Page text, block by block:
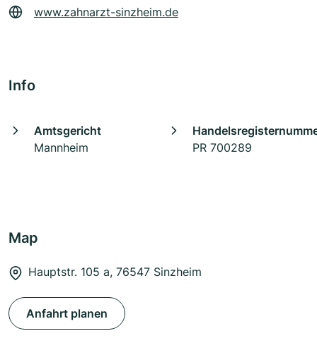
www.zahnarzt-sinzheim.de
Info
Amtsgericht
Mannheim
PR 700289
Map
Hauptstr. 105 a, 76547 Sinzheim
Anfahrt planen